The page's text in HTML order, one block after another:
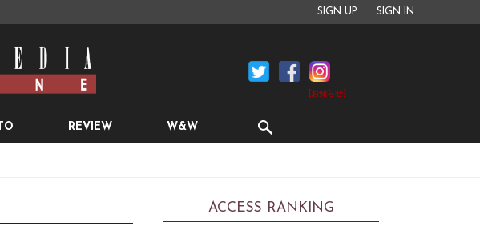
SIGN UP SIGN IN
[お知らせ]
REVIEW W&W
ACCESS RANKING